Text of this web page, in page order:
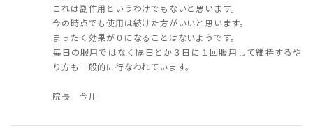
これは副作用というわけでもないと思います。
今の時点でも使用は続けた方がいいと思います。
まったく効果が０になることはないようです。
毎日の服用ではなく隔日とか３日に１回服用して維持するや
り方も一般的に行なわれています。
院長 今川